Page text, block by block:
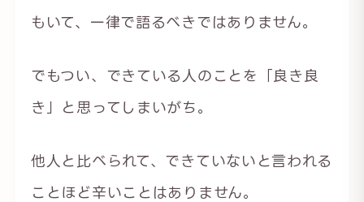
もいて、一律で語るべきではありません。
でもつい、できている人のことを「良き良
き」と思ってしまいがち。
他人と比べられて、できていないと言われる
ことほど辛いことはありません。